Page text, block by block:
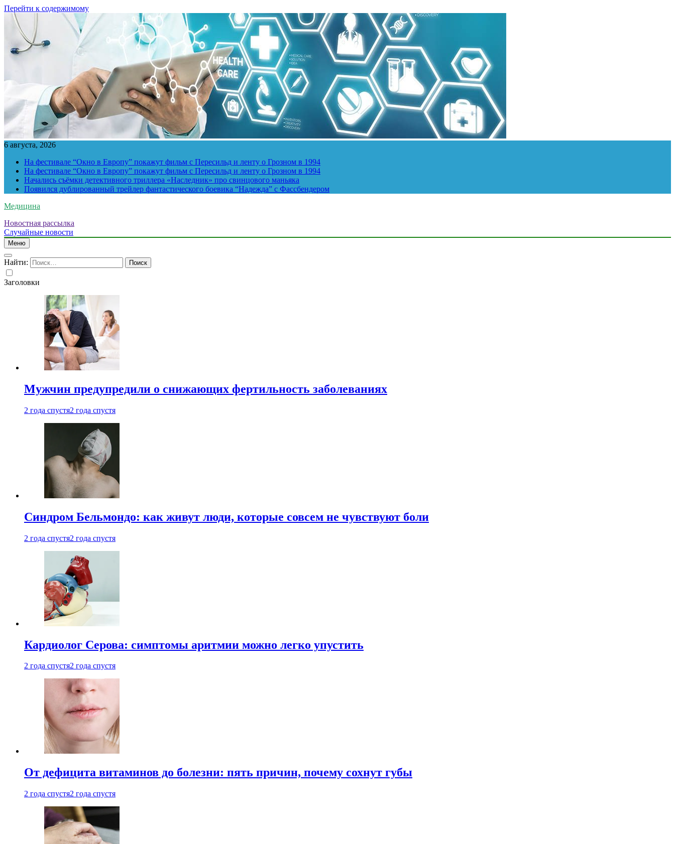
Перейти к содержимому
6 августа, 2026
На фестивале “Окно в Европу” покажут фильм с Пересильд и ленту о Грозном в 1994
На фестивале “Окно в Европу” покажут фильм с Пересильд и ленту о Грозном в 1994
Начались съёмки детективного триллера «Наследник» про свинцового маньяка
Появился дублированный трейлер фантастического боевика “Надежда” с Фассбендером
Медицина
Новостная рассылка
Случайные новости
Меню
Найти:
Заголовки
Мужчин предупредили о снижающих фертильность заболеваниях
2 года спустя2 года спустя
Синдром Бельмондо: как живут люди, которые совсем не чувствуют боли
2 года спустя2 года спустя
Кардиолог Серова: симптомы аритмии можно легко упустить
2 года спустя2 года спустя
От дефицита витаминов до болезни: пять причин, почему сохнут губы
2 года спустя2 года спустя